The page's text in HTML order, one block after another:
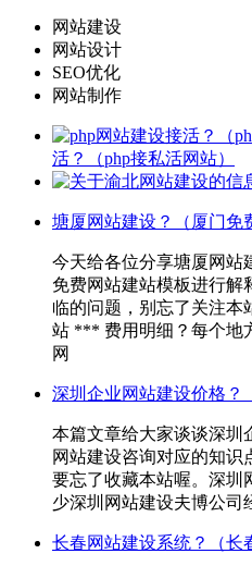
网站建设
网站设计
SEO优化
网站制作
活？（php接私活网站）
塘厦网站建设？（厦门免
今天给各位分享塘厦网站
免费网站建站模板进行解
临的问题，别忘了关注本
站 *** 费用明细？每个地
网
深圳企业网站建设价格？
本篇文章给大家谈谈深圳
网站建设咨询对应的知识
要忘了收藏本站喔。深圳
少深圳网站建设夫博公司
长春网站建设系统？（长